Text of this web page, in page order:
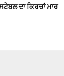
ਦਾ ਕਿਰਚਾਂ ਮਾਰ